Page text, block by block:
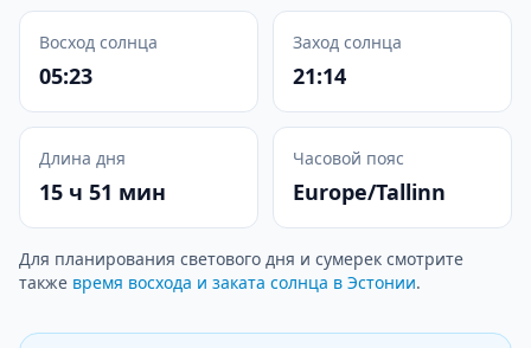
Восход солнца
05:23
Заход солнца
21:14
Длина дня
15 ч 51 мин
Часовой пояс
Europe/Tallinn
Для планирования светового дня и сумерек смотрите
также время восхода и заката солнца в Эстонии.